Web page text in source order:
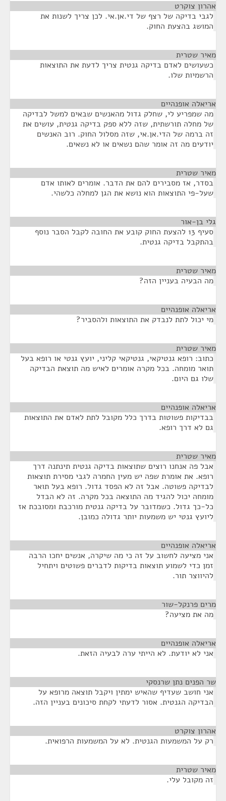
אהרון צוקרט
לגבי בדיקה של רצף של די.אן.אי. לכן צריך לשנות את
המושג בהצעת החוק.
מאיר שטרית
כשעושים לאדם בדיקה גנטית צריך לדעת את התוצאות
הרשמיות שלו.
אריאלה אופנהיים
מה שמפריע לי, שחלק גדול מהאנשים שבאים למשל לבדיקה
של מחלה תורשתית, שזה ללא ספק בדיקה גנטית, עושים את
זה ברמה של הדי.אן.אי, שזה מסלול החוק. רוב האנשים
יודעים מה זה אומר שהם נשאים או לא נשאים.
מאיר שטרית
בסדר, אז מסבירים להם את הדבר. אומרים לאותו אדם
שעל-פי התוצאות הוא נושא את הגן למחלה כלשהי.
גלי בן-אור
סעיף 13 להצעת החוק קובע את החובה לקבל הסבר נוסף
בהתקבל בדיקה גנטית.
מאיר שטרית
מה הבעיה בעניין הזה?
אריאלה אופנהיים
מי יכול לתת לנבדק את התוצאות ולהסביר?
מאיר שטרית
כתוב: רופא גנטיקאי, גנטיקאי קליני, יועץ גנטי או רופא בעל
תואר מומחה. בכל מקרה אומרים לאיש מה תוצאת הבדיקה
שלו גם היום.
אריאלה אופנהיים
בבדיקות פשוטות בדרך כלל מקובל לתת לאדם את התוצאות
גם לא דרך רופא.
מאיר שטרית
אבל פה אנחנו רוצים שתוצאות בדיקה גנטית תינתנה דרך
רופא. את אומרת שפה יש מעין החמרה לגבי מסירת תוצאות
לבדיקה פשוטה. אבל זה לא הפסד גדול. רופא בעל תואר
מומחה יכול להגיד מה התוצאה בכל מקרה. זה לא הבדל
כל-כך גדול. כשמדובר על בדיקה גנטית מורכבת ומסובכת אז
ליועץ גנטי יש משמעות יותר גדולה כמובן.
אריאלה אופנהיים
אני מציעה לחשוב על זה כי מה שיקרה, אנשים יחכו הרבה
זמן כדי לשמוע תוצאות בדיקות לדברים פשוטים ויתחיל
להיווצר תור.
מרים פרנקל-שור
מה את מציעה?
אריאלה אופנהיים
אני לא יודעת. לא הייתי ערה לבעיה הזאת.
שר הפנים נתן שרנסקי
אני חושב שעדיף שהאיש ימתין ויקבל תוצאה מרופא על
הבדיקה הגנטית. אסור לדעתי לקחת סיכונים בעניין הזה.
אהרון צוקרט
רק על המשמעות הגנטית. לא על המשמעות הרפואית.
מאיר שטרית
זה מקובל עלי.